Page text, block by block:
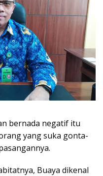
bernada negatif itu
yang suka gonta-
Buaya dikenal